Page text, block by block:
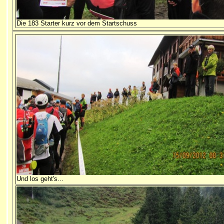
Die 183 Starter kurz vor dem Startschuss
Und los geht's...